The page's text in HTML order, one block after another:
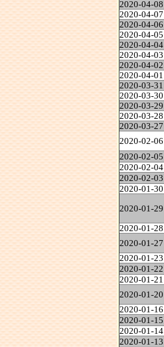
2020-04-08
2020-04-07
2020-04-06
2020-04-05
2020-04-04
2020-04-03
2020-04-02
2020-04-01
2020-03-31
2020-03-30
2020-03-29
2020-03-28
2020-03-27
2020-02-06
2020-02-05
2020-02-04
2020-02-03
2020-01-30
2020-01-29
2020-01-28
2020-01-27
2020-01-23
2020-01-22
2020-01-21
2020-01-20
2020-01-16
2020-01-15
2020-01-14
2020-01-13